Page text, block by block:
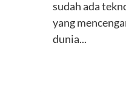
sudah ada
yang
dunia...